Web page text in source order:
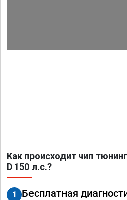
Как происходит чип
D 150 л.с.?
1 Бесплатная